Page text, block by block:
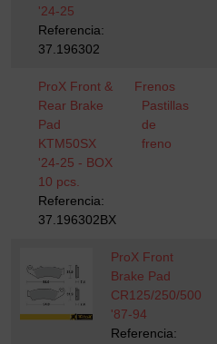
'24-25
Referencia:
37.196302
ProX Front &
Rear Brake
Pad
KTM50SX
'24-25 - BOX
10 pcs.
Referencia:
37.196302BX
Frenos
Pastillas
de
freno
ProX Front
Brake Pad
CR125/250/500
'87-94
Referencia: